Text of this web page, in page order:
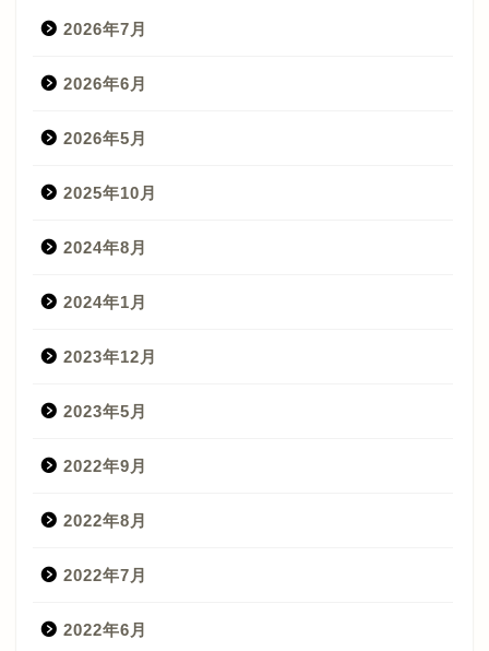
2026年7月
2026年6月
2026年5月
2025年10月
2024年8月
2024年1月
2023年12月
2023年5月
2022年9月
2022年8月
2022年7月
2022年6月